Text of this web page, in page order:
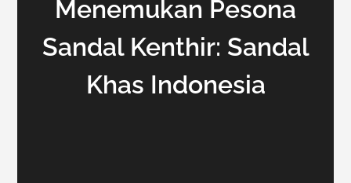
Menemukan Pesona
Sandal Kenthir: Sandal
Khas Indonesia